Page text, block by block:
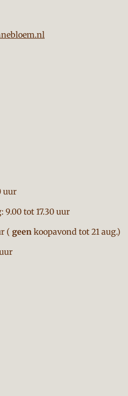
uur
tot 17.30 uur
( geen koopavond tot 21 aug.)